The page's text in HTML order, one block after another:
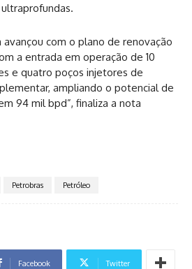
avançou com o plano de renovação
a entrada em operação de 10
e quatro poços injetores de
ampliando o potencial de
94 mil bpd”, finaliza a nota
Petrobras Petróleo
Facebook Twitter